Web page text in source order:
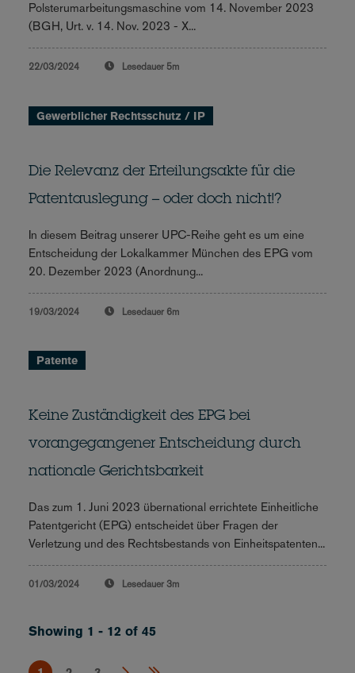
Polsterumarbeitungsmaschine vom 14. November 2023
(BGH, Urt. v. 14. Nov. 2023 - X...
22/03/2024 Lesedauer 5m
Gewerblicher Rechtsschutz / IP
Die Relevanz der Erteilungsakte für die
Patentauslegung – oder doch nicht!?
In diesem Beitrag unserer UPC-Reihe geht es um eine
Entscheidung der Lokalkammer München des EPG vom
20. Dezember 2023 (Anordnung...
19/03/2024 Lesedauer 6m
Patente
Keine Zuständigkeit des EPG bei
vorangegangener Entscheidung durch
nationale Gerichtsbarkeit
Das zum 1. Juni 2023 übernational errichtete Einheitliche
Patentgericht (EPG) entscheidet über Fragen der
Verletzung und des Rechtsbestands von Einheitspatenten...
01/03/2024 Lesedauer 3m
Showing 1 - 12 of 45